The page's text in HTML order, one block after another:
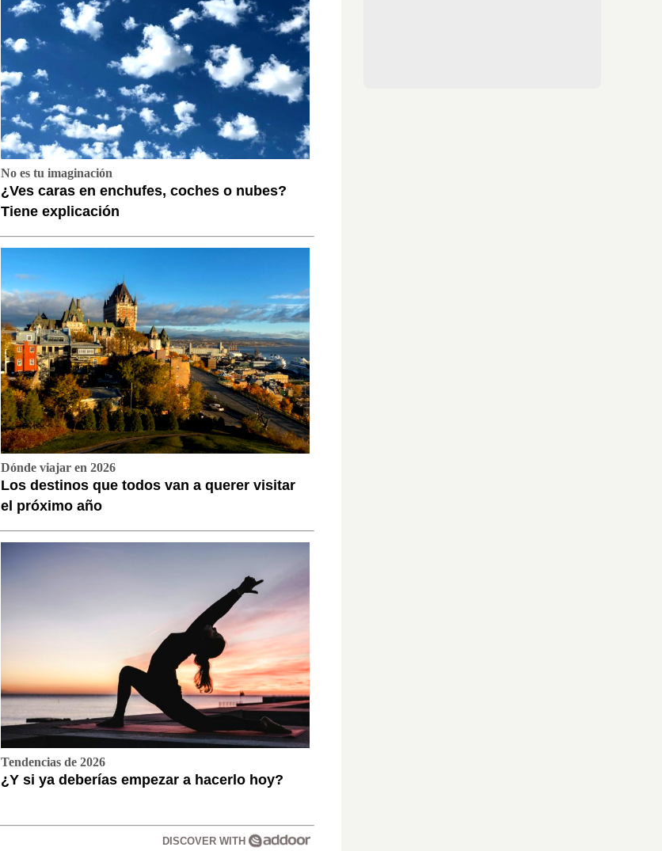
No es tu imaginación
¿Ves caras en enchufes, coches o nubes?
Tiene explicación
Dónde viajar en 2026
Los destinos que todos van a querer visitar
el próximo año
Tendencias de 2026
¿Y si ya deberías empezar a hacerlo hoy?
DISCOVER WITH